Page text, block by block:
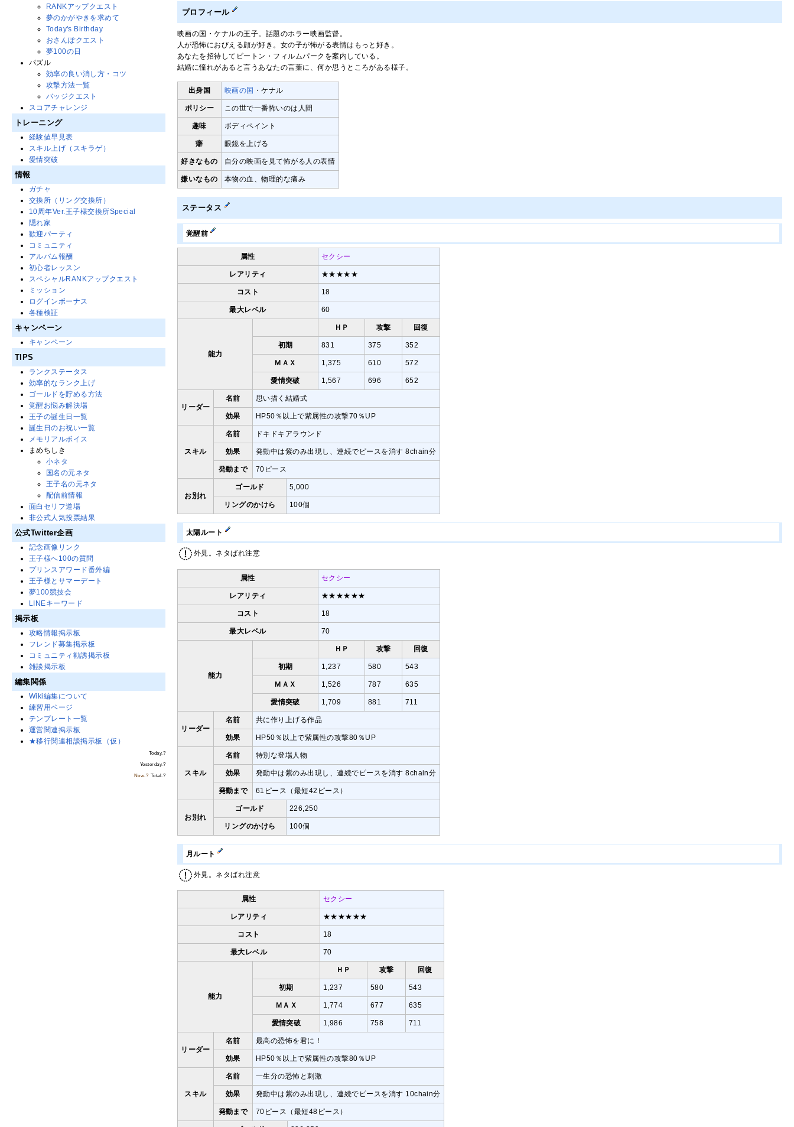
プロフィール
映画の国・ケナルの王子。話題のホラー映画監督。
人が恐怖におびえる顔が好き。女の子が怖がる表情はもっと好き。
あなたを招待してビートン・フィルムパークを案内している。
結婚に憧れがあると言うあなたの言葉に、何か思うところがある様子。
出身国 映画の国 ・ケナル
ポリシー この世で一番怖いのは人間
趣味 ボディペイント
癖 眼鏡を上げる
好きなもの 自分の映画を見て怖がる人の表情
嫌いなもの 本物の血、物理的な痛み
ステータス
覚醒前
属性 セクシー
レアリティ ★★★★★
コスト 18
最大レベル 60
能力
ＨＰ 攻撃 回復
初期 831 375 352
ＭＡＸ 1,375 610 572
愛情突破 1,567 696 652
リーダー
名前 思い描く結婚式
効果 HP50％以上で紫属性の攻撃70％UP
スキル
名前 ドキドキアラウンド
効果 発動中は紫のみ出現し、連続でピースを消す 8chain分
発動まで 70ピース
お別れ
ゴールド 5,000
リングのかけら 100個
太陽ルート
外見。ネタばれ注意
属性 セクシー
レアリティ ★★★★★★
コスト 18
最大レベル 70
能力
ＨＰ 攻撃 回復
初期 1,237 580 543
ＭＡＸ 1,526 787 635
愛情突破 1,709 881 711
リーダー
名前 共に作り上げる作品
効果 HP50％以上で紫属性の攻撃80％UP
スキル
名前 特別な登場人物
効果 発動中は紫のみ出現し、連続でピースを消す 8chain分
発動まで 61ピース（最短42ピース）
お別れ
ゴールド 226,250
リングのかけら 100個
月ルート
外見。ネタばれ注意
属性 セクシー
レアリティ ★★★★★★
コスト 18
最大レベル 70
能力
ＨＰ 攻撃 回復
初期 1,237 580 543
ＭＡＸ 1,774 677 635
愛情突破 1,986 758 711
リーダー
名前 最高の恐怖を君に！
効果 HP50％以上で紫属性の攻撃80％UP
スキル
名前 一生分の恐怖と刺激
効果 発動中は紫のみ出現し、連続でピースを消す 10chain分
発動まで 70ピース（最短48ピース）
RANKアップクエスト
夢のかがやきを求めて
Today's Birthday
おさんぽクエスト
夢100の日
パズル
効率の良い消し方・コツ
攻撃方法一覧
バッジクエスト
スコアチャレンジ
トレーニング
経験値早見表
スキル上げ（スキラゲ）
愛情突破
情報
ガチャ
交換所（リング交換所）
10周年Ver.王子様交換所Special
隠れ家
歓迎パーティ
コミュニティ
アルバム報酬
初心者レッスン
スペシャルRANKアップクエスト
ミッション
ログインボーナス
各種検証
キャンペーン
キャンペーン
TIPS
ランクステータス
効率的なランク上げ
ゴールドを貯める方法
覚醒お悩み解決場
王子の誕生日一覧
誕生日のお祝い一覧
メモリアルボイス
まめちしき
小ネタ
国名の元ネタ
王子名の元ネタ
配信前情報
面白セリフ道場
非公式人気投票結果
公式Twitter企画
記念画像リンク
王子様へ100の質問
プリンスアワード番外編
王子様とサマーデート
夢100競技会
LINEキーワード
掲示板
攻略情報掲示板
フレンド募集掲示板
コミュニティ勧誘掲示板
雑談掲示板
編集関係
Wiki編集について
練習用ページ
テンプレート一覧
運営関連掲示板
★移行関連相談掲示板（仮）
Today.?
Yesterday.?
Now.? Total.?